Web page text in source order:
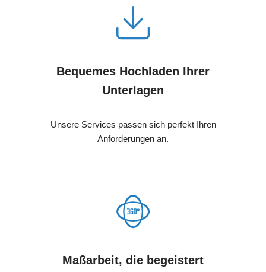
Bequemes Hochladen Ihrer
Unterlagen
Unsere Services passen sich perfekt Ihren
Anforderungen an.
Maßarbeit, die begeistert